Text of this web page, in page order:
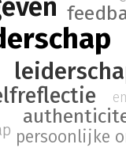
persoonlijke